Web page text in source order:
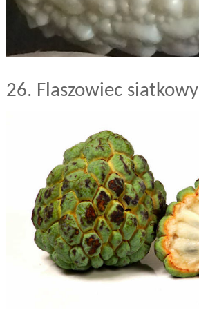
26. Flaszowiec siatkowy